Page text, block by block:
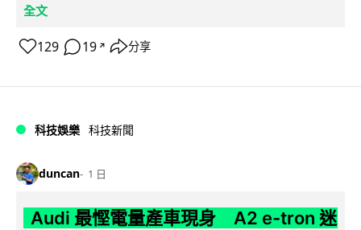
全文
129 19 ↗ 分享
科技娛樂 科技新聞
duncan 1 日
Audi 最慳電量產車現身 A2 e-tron 迷